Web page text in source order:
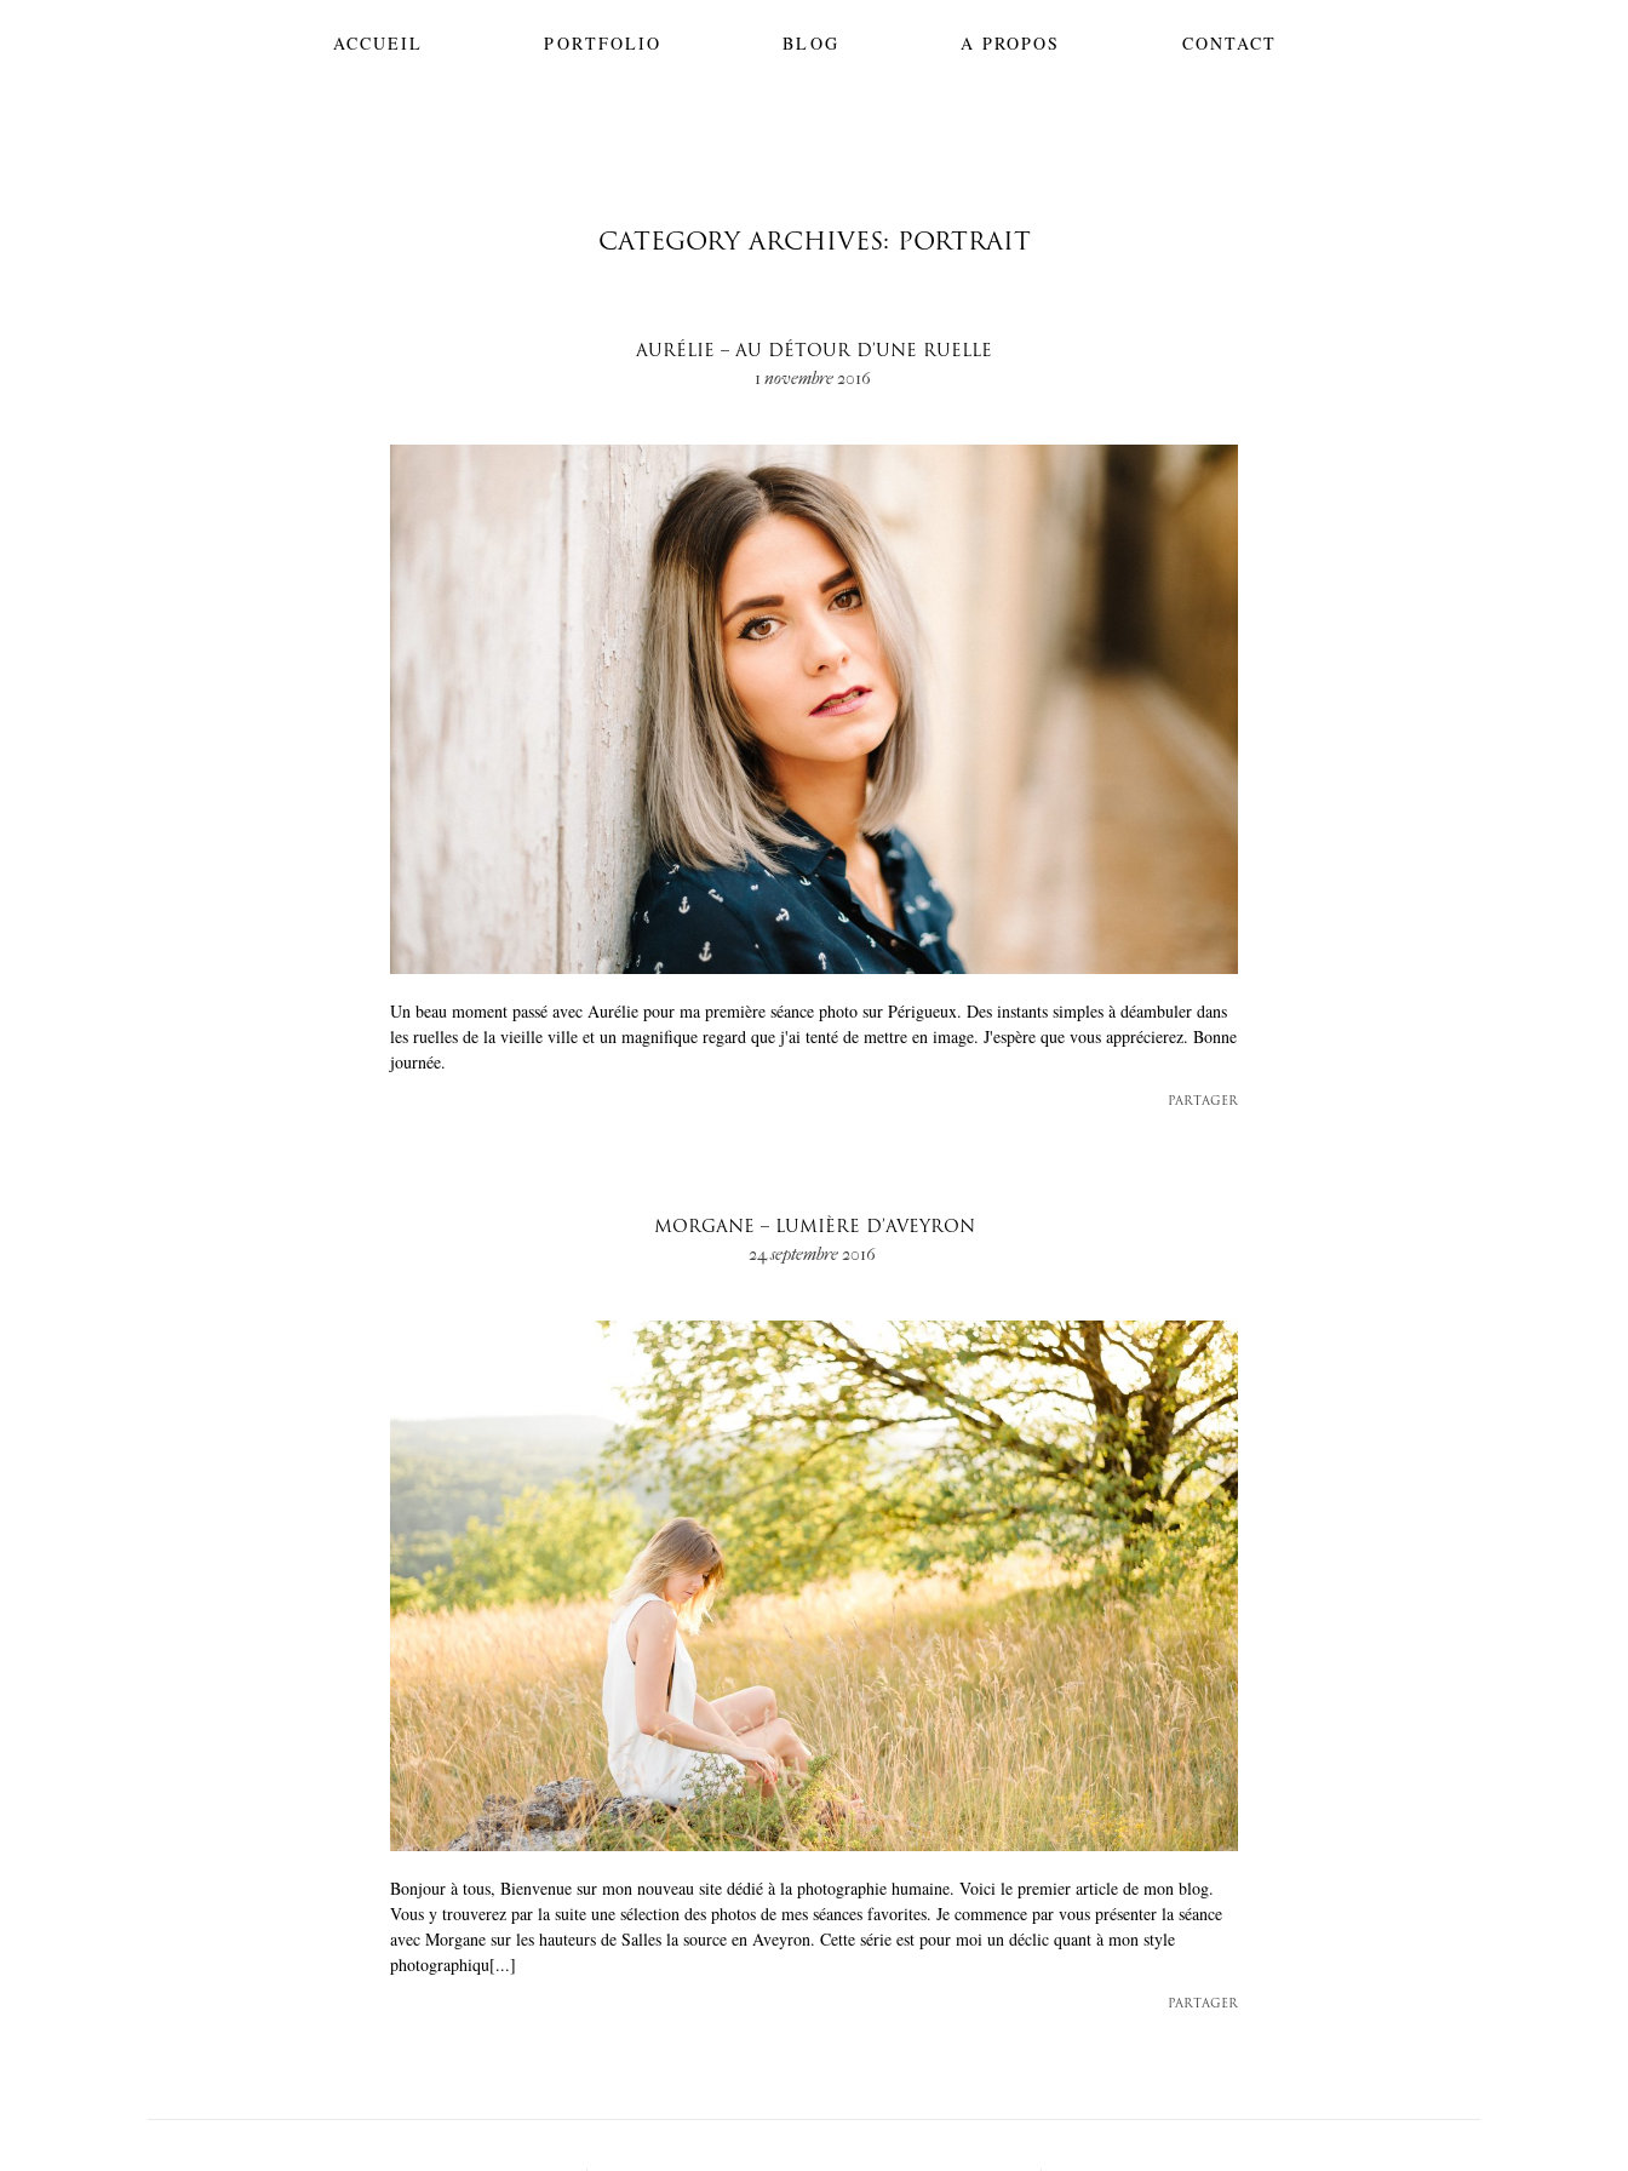
ACCUEIL PORTFOLIO BLOG A PROPOS CONTACT
CATEGORY ARCHIVES: PORTRAIT
AURÉLIE – AU DÉTOUR D’UNE RUELLE
1 novembre 2016
Un beau moment passé avec Aurélie pour ma première séance photo sur Périgueux. Des instants simples à déambuler dans
les ruelles de la vieille ville et un magnifique regard que j'ai tenté de mettre en image. J'espère que vous apprécierez. Bonne
journée.
PARTAGER
MORGANE – LUMIÈRE D’AVEYRON
24 septembre 2016
Bonjour à tous, Bienvenue sur mon nouveau site dédié à la photographie humaine. Voici le premier article de mon blog.
Vous y trouverez par la suite une sélection des photos de mes séances favorites. Je commence par vous présenter la séance
avec Morgane sur les hauteurs de Salles la source en Aveyron. Cette série est pour moi un déclic quant à mon style
photographiqu[...]
PARTAGER